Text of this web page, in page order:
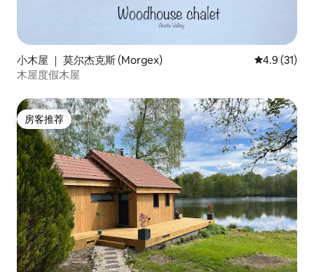
小木屋 ｜ 莫尔杰克斯 (Morgex) 平均评分
4.9 (31)
木屋度假木屋
房客推荐
房客推荐